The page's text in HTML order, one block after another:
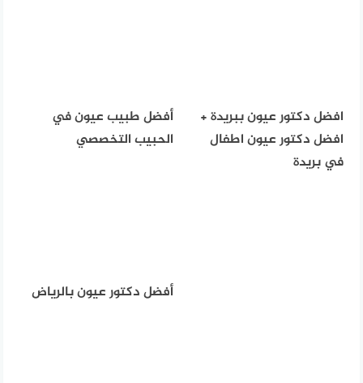
افضل دكتور عيون ببريدة +
افضل دكتور عيون اطفال
في بريدة
أفضل طبيب عيون في
الحبيب التخصصي
أفضل دكتور عيون بالرياض